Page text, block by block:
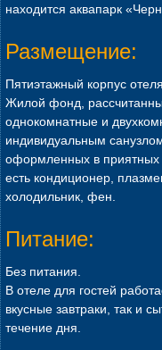
находится аквапарк
Размещение:
Пятиэтажный корпус
Жилой фонд,
однокомнатные и
индивидуальным
оформленных в приятных
есть кондиционер,
холодильник, фен.
Питание:
Без питания.
В отеле для гостей
вкусные завтраки, так и
течение дня.